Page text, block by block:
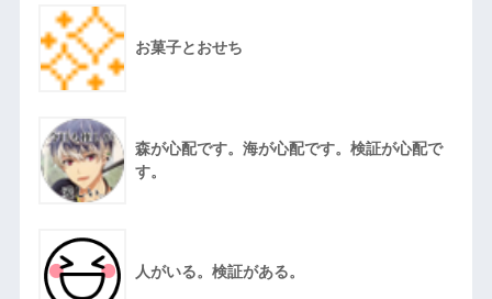
お菓子とおせち
森が心配です。海が心配です。検証が心配で
す。
人がいる。検証がある。